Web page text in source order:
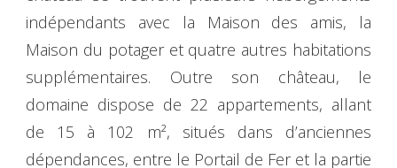
indépendants avec la Maison des amis, la
Maison du potager et quatre autres habitations
supplémentaires. Outre son château, le
domaine dispose de 22 appartements, allant
de 15 à 102 m², situés dans d’anciennes
dépendances, entre le Portail de Fer et la partie